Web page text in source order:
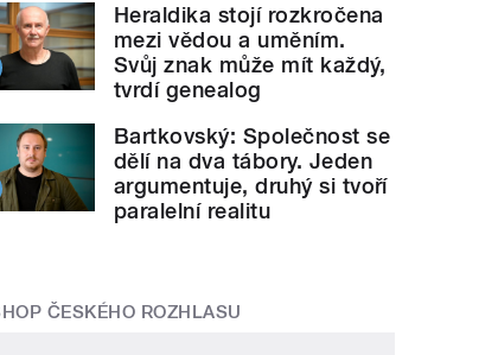
Heraldika stojí rozkročena
mezi vědou a uměním.
Svůj znak může mít každý,
tvrdí genealog
Bartkovský: Společnost se
dělí na dva tábory. Jeden
argumentuje, druhý si tvoří
paralelní realitu
ČESKÉHO ROZHLASU